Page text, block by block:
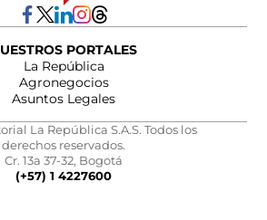
PORTALES
La República
Agronegocios
Asuntos Legales
La República S.A.S. Todos los
derechos reservados.
Cr. 13a 37-32, Bogotá
(+57) 1 4227600